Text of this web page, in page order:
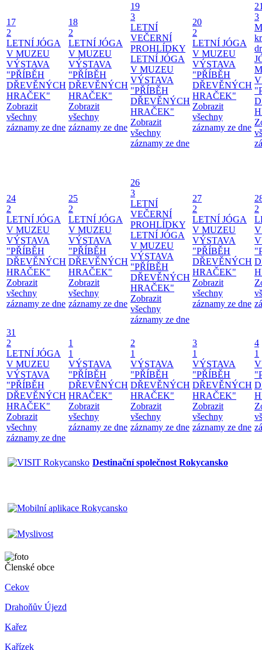
17
2
LETNÍ JÓGA
V MUZEU
VÝSTAVA
"PŘÍBĚH
DŘEVĚNÝCH
HRAČEK"
Zobrazit
všechny
záznamy ze dne
18
2
LETNÍ JÓGA
V MUZEU
VÝSTAVA
"PŘÍBĚH
DŘEVĚNÝCH
HRAČEK"
Zobrazit
všechny
záznamy ze dne
19
3
LETNÍ
VEČERNÍ
PROHLÍDKY
LETNÍ JÓGA
V MUZEU
VÝSTAVA
"PŘÍBĚH
DŘEVĚNÝCH
HRAČEK"
Zobrazit
všechny
záznamy ze dne
20
2
LETNÍ JÓGA
V MUZEU
VÝSTAVA
"PŘÍBĚH
DŘEVĚNÝCH
HRAČEK"
Zobrazit
všechny
záznamy ze dne
3
24
2
LETNÍ JÓGA
V MUZEU
VÝSTAVA
"PŘÍBĚH
DŘEVĚNÝCH
HRAČEK"
Zobrazit
všechny
záznamy ze dne
25
2
LETNÍ JÓGA
V MUZEU
VÝSTAVA
"PŘÍBĚH
DŘEVĚNÝCH
HRAČEK"
Zobrazit
všechny
záznamy ze dne
26
3
LETNÍ
VEČERNÍ
PROHLÍDKY
LETNÍ JÓGA
V MUZEU
VÝSTAVA
"PŘÍBĚH
DŘEVĚNÝCH
HRAČEK"
Zobrazit
všechny
záznamy ze dne
27
2
LETNÍ JÓGA
V MUZEU
VÝSTAVA
"PŘÍBĚH
DŘEVĚNÝCH
HRAČEK"
Zobrazit
všechny
záznamy ze dne
2
31
2
LETNÍ JÓGA
V MUZEU
VÝSTAVA
"PŘÍBĚH
DŘEVĚNÝCH
HRAČEK"
Zobrazit
všechny
záznamy ze dne
1
1
VÝSTAVA
"PŘÍBĚH
DŘEVĚNÝCH
HRAČEK"
Zobrazit
všechny
záznamy ze dne
2
1
VÝSTAVA
"PŘÍBĚH
DŘEVĚNÝCH
HRAČEK"
Zobrazit
všechny
záznamy ze dne
3
1
VÝSTAVA
"PŘÍBĚH
DŘEVĚNÝCH
HRAČEK"
Zobrazit
všechny
záznamy ze dne
4
1
Destinační společnost Rokycansko
Členské obce
Cekov
Drahoňův Újezd
Kařez
Kařízek